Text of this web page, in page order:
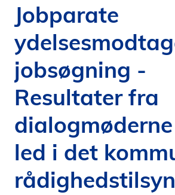
r
n
h
o
l
d
p
s
i
d
Jobparate
jobsøgning -
Resultater fra
led i det